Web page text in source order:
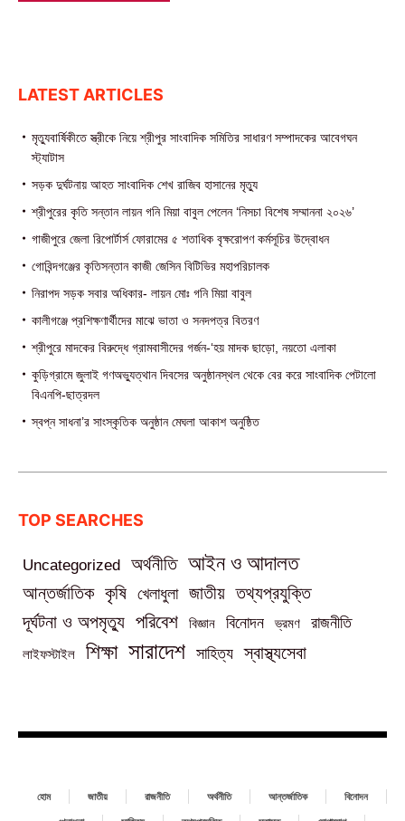
LATEST ARTICLES
মৃত্যুবার্ষিকীতে স্ত্রীকে নিয়ে শ্রীপুর সাংবাদিক সমিতির সাধারণ সম্পাদকের আবেগঘন
স্ট্যাটাস
সড়ক দুর্ঘটনায় আহত সাংবাদিক শেখ রাজিব হাসানের মৃত্যু
শ্রীপুরের কৃতি সন্তান লায়ন গনি মিয়া বাবুল পেলেন ‘নিসচা বিশেষ সম্মাননা ২০২৬’
গাজীপুরে জেলা রিপোর্টার্স ফোরামের ৫ শতাধিক বৃক্ষরোপণ কর্মসূচির উদ্বোধন
গোবিন্দগঞ্জের কৃতিসন্তান কাজী জেসিন বিটিভির মহাপরিচালক
নিরাপদ সড়ক সবার অধিকার- লায়ন মোঃ গনি মিয়া বাবুল
কালীগঞ্জে প্রশিক্ষণার্থীদের মাঝে ভাতা ও সনদপত্র বিতরণ
শ্রীপুরে মাদকের বিরুদ্ধে গ্রামবাসীদের গর্জন-‘হয় মাদক ছাড়ো, নয়তো এলাকা
কুড়িগ্রামে জুলাই গণঅভ্যুত্থান দিবসের অনুষ্ঠানস্থল থেকে বের করে সাংবাদিক পেটালো
বিএনপি-ছাত্রদল
স্বপ্ন সাধনা’র সাংস্কৃতিক অনুষ্ঠান মেঘলা আকাশ অনুষ্ঠিত
TOP SEARCHES
Uncategorized অর্থনীতি আইন ও আদালত
আন্তর্জাতিক কৃষি খেলাধুলা জাতীয় তথ্যপ্রযুক্তি
দূর্ঘটনা ও অপমৃত্যু পরিবেশ বিজ্ঞান বিনোদন ভ্রমণ রাজনীতি
লাইফস্টাইল শিক্ষা সারাদেশ সাহিত্য স্বাস্থ্যসেবা
হোম জাতীয় রাজনীতি অর্থনীতি আন্তর্জাতিক বিনোদন